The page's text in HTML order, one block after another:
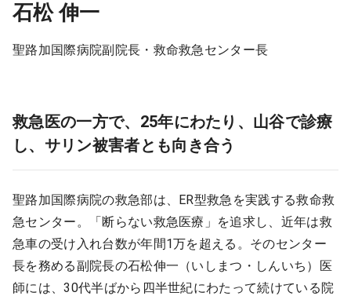
石松 伸一
聖路加国際病院副院長・救命救急センター長
救急医の一方で、25年にわたり、山谷で診療
し、サリン被害者とも向き合う
聖路加国際病院の救急部は、ER型救急を実践する救命救
急センター。「断らない救急医療」を追求し、近年は救
急車の受け入れ台数が年間1万を超える。そのセンター
長を務める副院長の石松伸一（いしまつ・しんいち）医
師には、30代半ばから四半世紀にわたって続けている院